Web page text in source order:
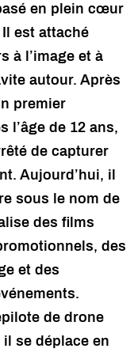
en plein cœur
est attaché
à l’image et à
autour. Après
premier
l’âge de 12 ans,
de capturer
Aujourd’hui, il
sous le nom de
des films
des
et des
de drone
se déplace en